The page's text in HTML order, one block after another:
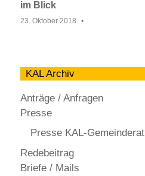
im Blick
23. Oktober 2018
KAL Archiv
Anträge / Anfragen
Presse
Presse KAL-Gemeinderat
Redebeitrag
Briefe / Mails